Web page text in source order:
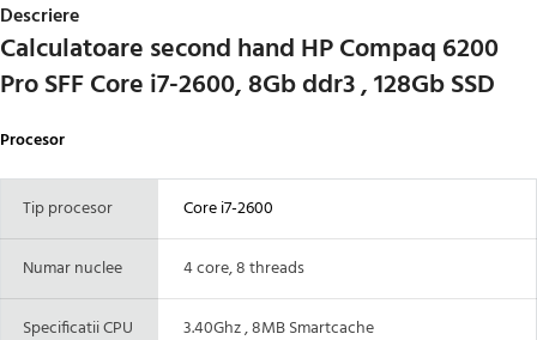
Descriere
Calculatoare second hand HP Compaq 6200
Pro SFF Core i7-2600, 8Gb ddr3 , 128Gb SSD
Procesor
Tip procesor Core i7-2600
Numar nuclee 4 core, 8 threads
Specificatii CPU 3.40Ghz , 8MB Smartcache